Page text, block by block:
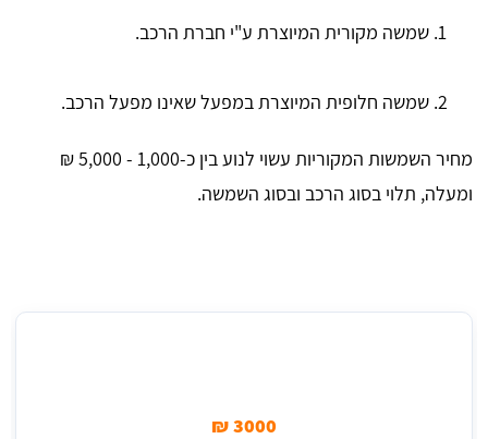
שמשה מקורית המיוצרת ע"י חברת הרכב.
שמשה חלופית המיוצרת במפעל שאינו מפעל הרכב.
מחיר השמשות המקוריות עשוי לנוע בין כ-1,000 - 5,000 ₪
ומעלה, תלוי בסוג הרכב ובסוג השמשה.
3000 ₪